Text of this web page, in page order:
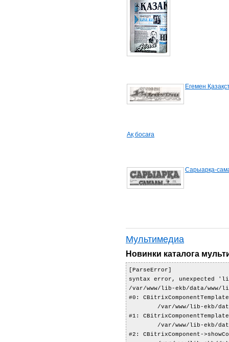
Егемен
Ақ босаға
Сарыарқа-
Мультимедиа
Новинки каталога
[ParseError]
syntax error,
/var/www/lib-ekb/data/
#0:
#1:
#2: CBitrixComponent-